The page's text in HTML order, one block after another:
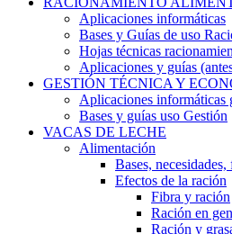
Aplicaciones informáticas
Bases y Guías de uso
Hojas técnicas
Aplicaciones y guías
GESTIÓN TÉCNICA Y
Aplicaciones informáticas
Bases y guías uso Gestión
VACAS DE LECHE
Alimentación
Bases,
Efectos de la ración
Fibra y ración
Ración en
Ración y